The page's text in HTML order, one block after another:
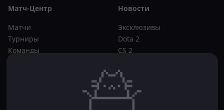
Матч-Центр
Матчи
Турниры
Команды
Новости
Эксклюзивы
Dota 2
CS 2
Букмекеры